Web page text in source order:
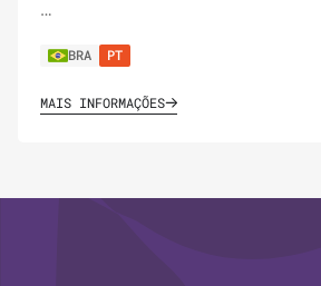
…
BRA PT
MAIS INFORMAÇÕES